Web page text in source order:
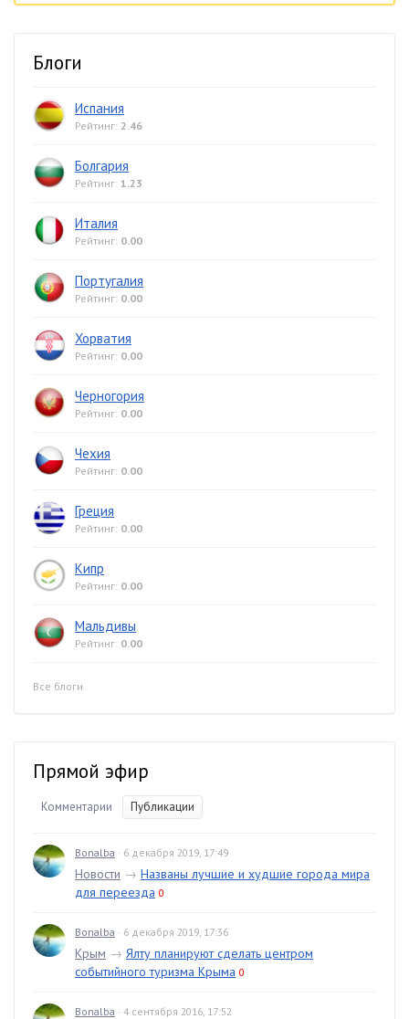
Блоги
Испания
Рейтинг: 2.46
Болгария
Рейтинг: 1.23
Италия
Рейтинг: 0.00
Португалия
Рейтинг: 0.00
Хорватия
Рейтинг: 0.00
Черногория
Рейтинг: 0.00
Чехия
Рейтинг: 0.00
Греция
Рейтинг: 0.00
Кипр
Рейтинг: 0.00
Мальдивы
Рейтинг: 0.00
Все блоги
Прямой эфир
Комментарии Публикации
Bonalba · 6 декабря 2019, 17:49
Новости → Названы лучшие и худшие города мира
для переезда 0
Bonalba · 6 декабря 2019, 17:36
Крым → Ялту планируют сделать центром
событийного туризма Крыма 0
Bonalba · 4 сентября 2016, 17:52